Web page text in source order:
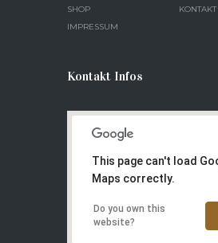
SHOP
IMPRESSUM
Kontakt Infos
This page can't load
Maps correctly.
Do you own this
website?